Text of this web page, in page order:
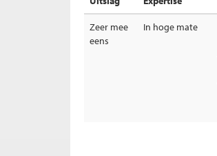
Zeer mee
eens
In hoge mate